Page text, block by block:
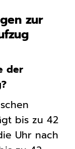
zur
der
bis zu 42
Uhr nach